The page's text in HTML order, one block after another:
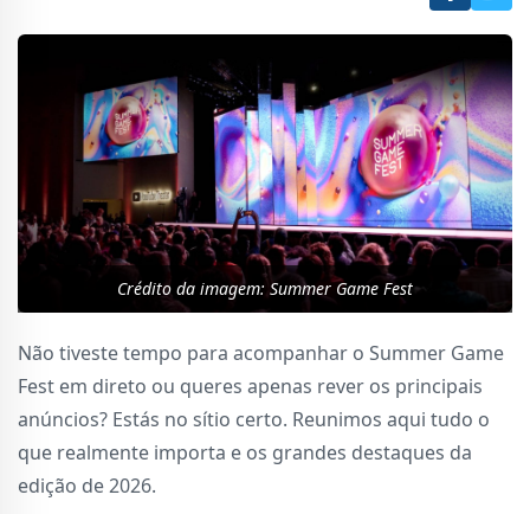
Crédito da imagem: Summer Game Fest
Não tiveste tempo para acompanhar o Summer Game
Fest em direto ou queres apenas rever os principais
anúncios? Estás no sítio certo. Reunimos aqui tudo o
que realmente importa e os grandes destaques da
edição de 2026.